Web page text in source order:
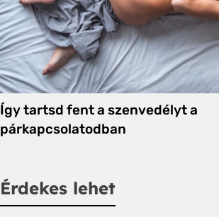
Így tartsd fent a szenvedélyt a
párkapcsolatodban
Érdekes lehet